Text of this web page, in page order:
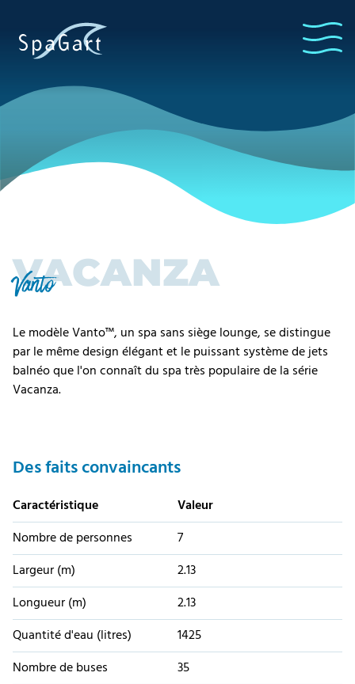
VACANZA
Vanto
Le modèle Vanto™, un spa sans siège lounge, se distingue
par le même design élégant et le puissant système de jets
balnéo que l'on connaît du spa très populaire de la série
Vacanza.
Des faits convaincants
Caractéristique
Valeur
Nombre de personnes
7
Largeur (m)
2.13
Longueur (m)
2.13
Quantité d'eau (litres)
1425
Nombre de buses
35